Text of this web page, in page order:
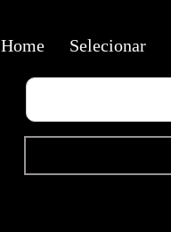
Home Selecionar